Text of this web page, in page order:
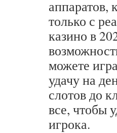
аппаратов,
только с
казино в
можете
удачу на
слотов до
все, чтобы
игрока.